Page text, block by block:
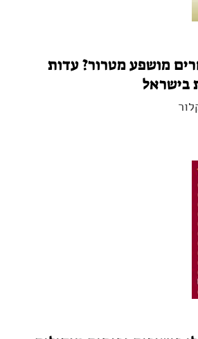
מושפע מטרור? עדות
בישראל